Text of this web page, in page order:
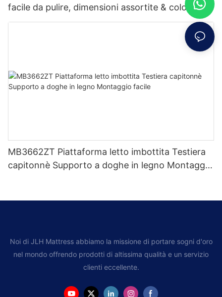
facile da pulire, dimensioni assortite & colori
prezzo di fabbrica - Mobili JLH
MB3662ZT Piattaforma letto imbottita Testiera
capitonnè Supporto a doghe in legno Montaggio
Noi di JLH Mattress abbiamo la missione di portare sogni d'oro
nel mondo offrendo prodotti di altissima qualità e un servizio
clienti eccellente.